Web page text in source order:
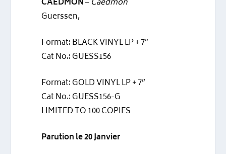
CAEDMON–Caedmon
Guerssen,
Format: BLACK VINYL LP + 7”
Cat No.: GUESS156
Format: GOLD VINYL LP + 7”
Cat No.: GUESS156-G
LIMITED TO 100 COPIES
Parution le 20 Janvier